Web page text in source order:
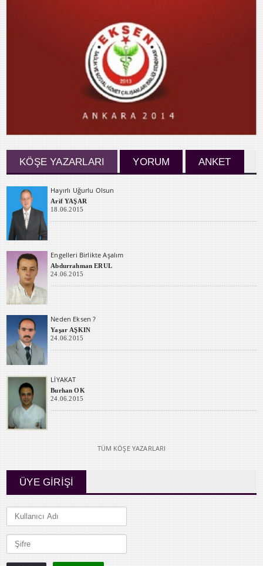
KÖŞE YAZARLARI YORUM ANKET
Hayırlı Uğurlu Olsun
Arif YAŞAR
18.06.2015
Engelleri Birlikte Aşalım
Abdurrahman ERUL
24.06.2015
Neden Eksen ?
Yaşar AŞKIN
24.06.2015
LİYAKAT
Burhan OK
24.06.2015
TÜM KÖŞE YAZARLARI
ÜYE GİRİŞİ